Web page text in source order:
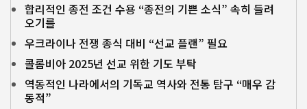
합리적인 종전 조건 수용 “종전의 기쁜 소식” 속히 들려
오기를
우크라이나 전쟁 종식 대비 “선교 플랜” 필요
콜롬비아 2025년 선교 위한 기도 부탁
역동적인 나라에서의 기독교 역사와 전통 탐구 “매우 감
동적”